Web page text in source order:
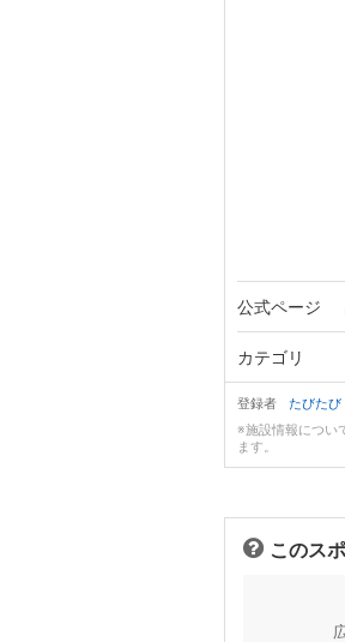
公式ページ
カテゴリ
登録者 たびたび
※施設情報につい
ます。
このス